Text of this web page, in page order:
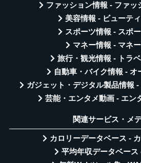
ファッション情報 - ファッ
美容情報 - ビューテ
スポーツ情報 - スポ
マネー情報 - マネ
旅行・観光情報 - トラ
自動車・バイク情報 - オ
ガジェット・デジタル製品情報
芸能・エンタメ動画 - エン
関連サービス・メ
カロリーデータベース -
平均年収データベース